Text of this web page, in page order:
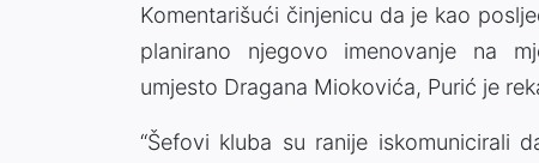
Komentarišući činjenicu da je kao
planirano njegovo imenovanje na
umjesto Dragana Miokovića, Purić je
“Šefovi kluba su ranije iskomunicirali